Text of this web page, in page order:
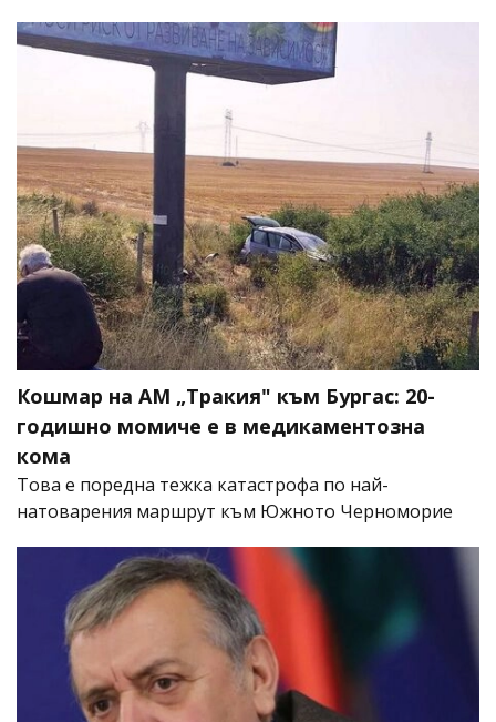
Кошмар на АМ „Тракия" към Бургас: 20-
годишно момиче е в медикаментозна
кома
Това е поредна тежка катастрофа по най-
натоварения маршрут към Южното Черноморие